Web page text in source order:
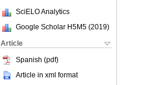
SciELO Analytics
Google Scholar H5M5 (2019)
Article
Spanish (pdf)
Article in xml format